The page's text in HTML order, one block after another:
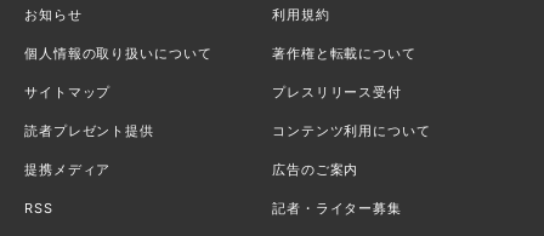
お知らせ 利用規約
個人情報の取り扱いについて 著作権と転載について
サイトマップ プレスリリース受付
読者プレゼント提供 コンテンツ利用について
提携メディア 広告のご案内
RSS 記者・ライター募集